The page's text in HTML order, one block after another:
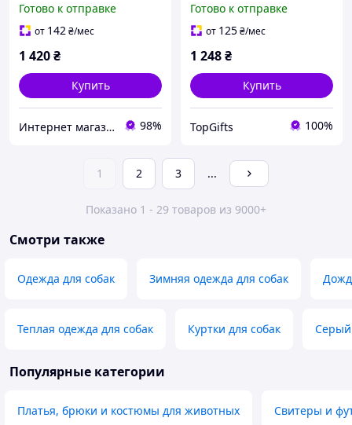
Готово к отправке
от 142₴/мес
1 420₴
Купить
Интернет магазин Zolotoy-sad 98%
комфортный,
непромокаемый, на
от непогоды
Готово к отправке
от 125₴/мес
1 248₴
Купить
TopGifts 100%
1 2 3 ...
Показано 1 - 29 товаров из 9000+
Смотри также
Одежда для собак Зимняя одежда для собак
Теплая одежда для собак Куртки для собак Серый
Популярные категории
Платья, брюки и костюмы для животных Свитеры и